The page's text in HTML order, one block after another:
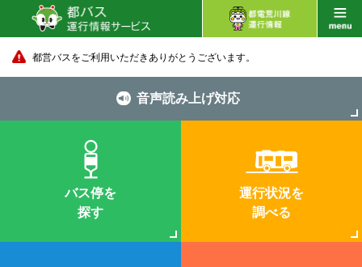
都営バスをご利用いただきありがとうございます。
音声読み上げ対応
バス停を
探す
運行状況を
調べる